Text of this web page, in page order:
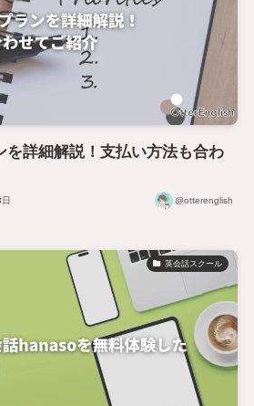
を詳細解説！支払い方法も合わ
@otterenglish
英会話スクール